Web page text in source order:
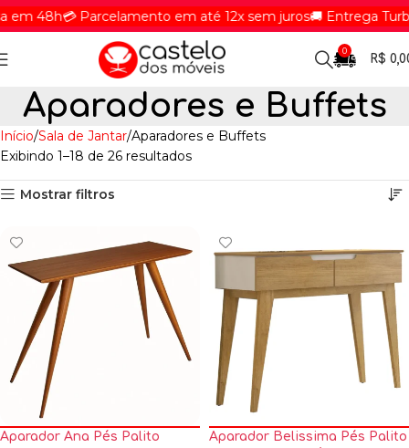
48h 💳 Parcelamento em até 12x sem juros🚚 Entrega
0
R$
Aparadores e Buffets
Início Sala de Jantar Aparadores e Buffets
Exibindo 1–18 de 26 resultados
Mostrar filtros
Aparador Ana Pés Palito
Aparador Belissima Pés Palito